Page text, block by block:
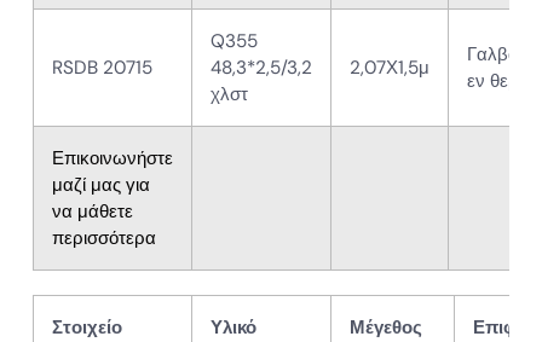
RSDB 20715
Q355
48,3*2,5/3,2
χλστ
2,07Χ1,5μ
εν
Επικοινωνήστε
μαζί μας για
να μάθετε
περισσότερα
Στοιχείο Υλικό Μέγεθος